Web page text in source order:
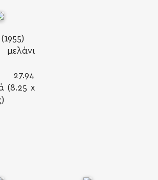
μελάνι
27.94
(8.25 x